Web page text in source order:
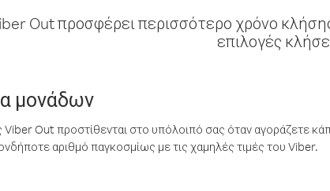
Out προσφέρει περισσότερο χρόνο
επιλογές
μονάδων
Viber Out προστίθενται στο υπόλοιπό σας όταν αγοράζετε
αριθμό παγκοσμίως με τις χαμηλές τιμές του Viber.